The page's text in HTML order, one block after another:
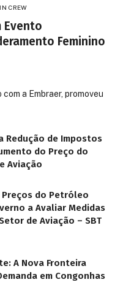
CREW
Evento
Feminino
a Embraer, promoveu
Redução de Impostos
do Preço do
Aviação
do Petróleo
a Avaliar Medidas
de Aviação – SBT
A Nova Fronteira
em Congonhas